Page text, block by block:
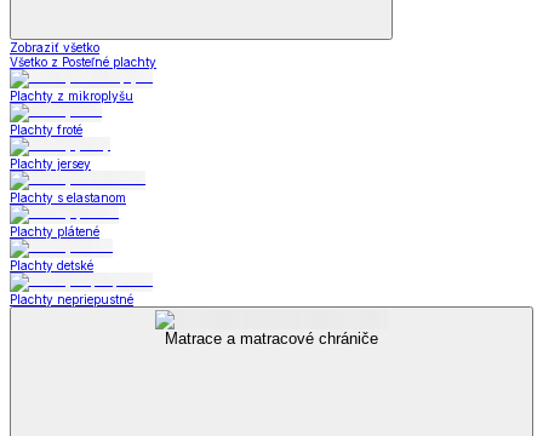
Zobraziť všetko
Všetko z Posteľné plachty
Plachty z mikroplyšu
Plachty froté
Plachty jersey
Plachty s elastanom
Plachty plátené
Plachty detské
Plachty nepriepustné
Matrace a matracové chrániče